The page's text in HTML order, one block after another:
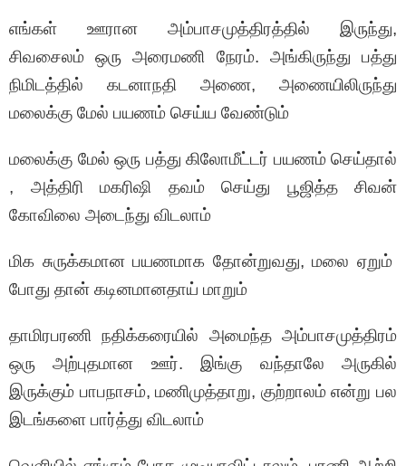
எங்கள் ஊரான அம்பாசமுத்திரத்தில் இருந்து,
சிவசைலம் ஒரு அரைமணி நேரம். அங்கிருந்து பத்து
நிமிடத்தில் கடனாநதி அணை, அணையிலிருந்து
மலைக்கு மேல் பயணம் செய்ய வேண்டும்
மலைக்கு மேல் ஒரு பத்து கிலோமீட்டர் பயணம் செய்தால்
, அத்திரி மகரிஷி தவம் செய்து பூஜித்த சிவன்
கோவிலை அடைந்து விடலாம்
மிக சுருக்கமான பயணமாக தோன்றுவது, மலை ஏறும்
போது தான் கடினமானதாய் மாறும்
தாமிரபரணி நதிக்கரையில் அமைந்த அம்பாசமுத்திரம்
ஒரு அற்புதமான ஊர். இங்கு வந்தாலே அருகில்
இருக்கும் பாபநாசம், மணிமுத்தாறு, குற்றாலம் என்று பல
இடங்களை பார்த்து விடலாம்